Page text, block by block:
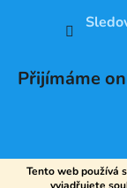
Tento web používá
Přijímáme